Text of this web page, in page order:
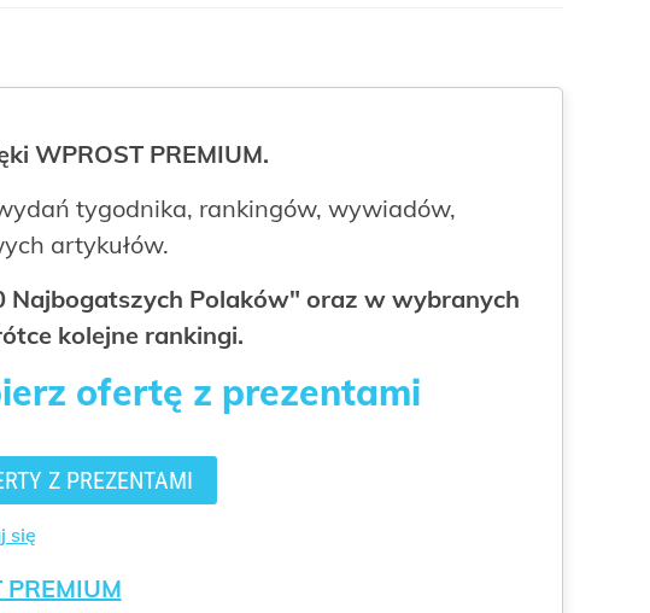
WPROST PREMIUM.
tygodnika, rankingów, wywiadów,
artykułów.
Najbogatszych Polaków" oraz w wybranych
kolejne rankingi.
ofertę z prezentami
Z PREZENTAMI
się